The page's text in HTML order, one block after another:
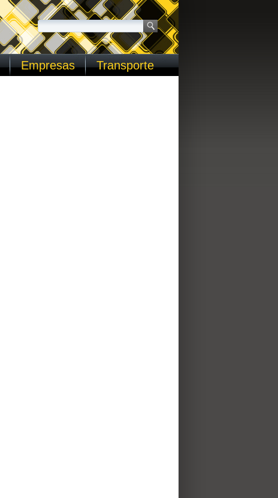
Empresas Transporte